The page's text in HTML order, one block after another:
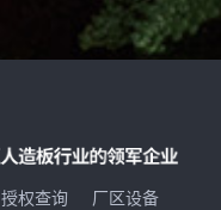
授权查询 厂区设备